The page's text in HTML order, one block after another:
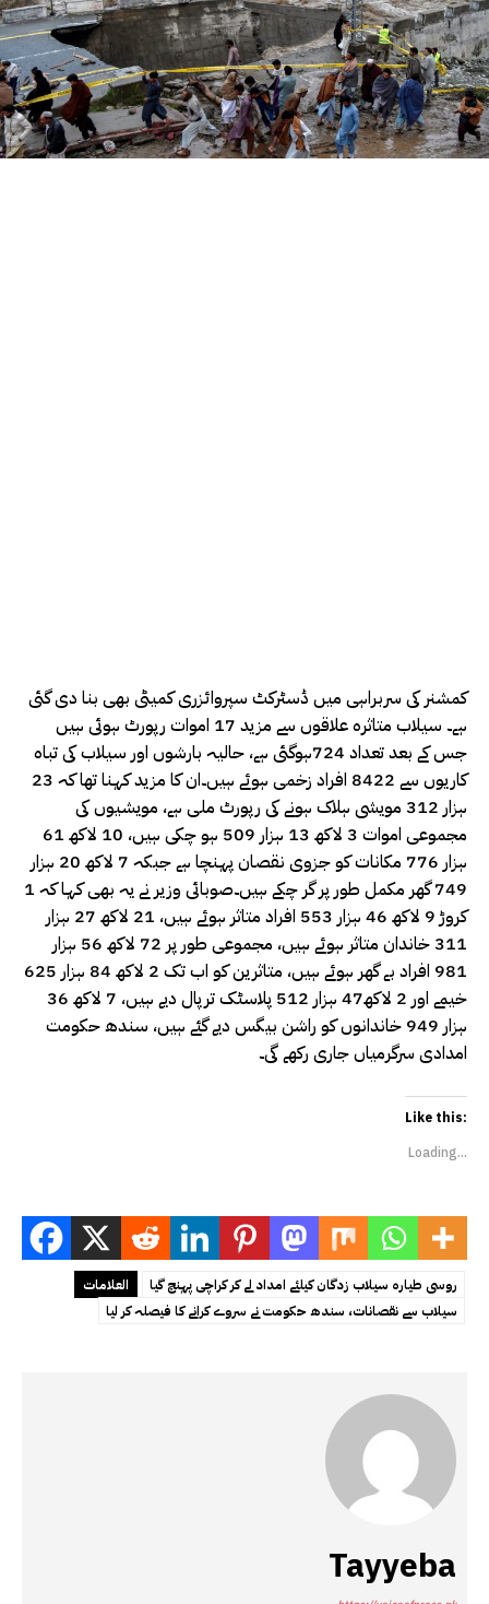
کمشنر کی سربراہی میں ڈسٹرکٹ سپروائزری کمیٹی بھی بنا دی گئی
ہے۔ سیلاب متاثرہ علاقوں سے مزید 17 اموات رپورٹ ہوئی ہیں
جس کے بعد تعداد 724ہوگئی ہے، حالیہ بارشوں اور سیلاب کی تباہ
کاریوں سے 8422 افراد زخمی ہوئے ہیں۔ان کا مزید کہنا تھا کہ 23
ہزار 312 مویشی ہلاک ہونے کی رپورٹ ملی ہے، مویشیوں کی
مجموعی اموات 3 لاکھ 13 ہزار 509 ہو چکی ہیں، 10 لاکھ 61
ہزار 776 مکانات کو جزوی نقصان پہنچا ہے جبکہ 7 لاکھ 20 ہزار
749 گھر مکمل طور پر گر چکے ہیں۔صوبائی وزیر نے یہ بھی کہا کہ 1
کروڑ 9 لاکھ 46 ہزار 553 افراد متاثر ہوئے ہیں، 21 لاکھ 27 ہزار
311 خاندان متاثر ہوئے ہیں، مجموعی طور پر 72 لاکھ 56 ہزار
981 افراد بے گھر ہوئے ہیں، متاثرین کو اب تک 2 لاکھ 84 ہزار 625
خیمے اور 2 لاکھ47 ہزار 512 پلاسٹک ترپال دیے ہیں، 7 لاکھ 36
ہزار 949 خاندانوں کو راشن بیگس دیے گئے ہیں، سندھ حکومت
امدادی سرگرمیاں جاری رکھے گی۔
Like this:
Loading...
العلامات
روسی طیارہ سیلاب زدگان کیلئے امداد لے کر کراچی پہنچ گیا
سیلاب سے نقصانات، سندھ حکومت نے سروے کرانے کا فیصلہ کر لیا
Tayyeba